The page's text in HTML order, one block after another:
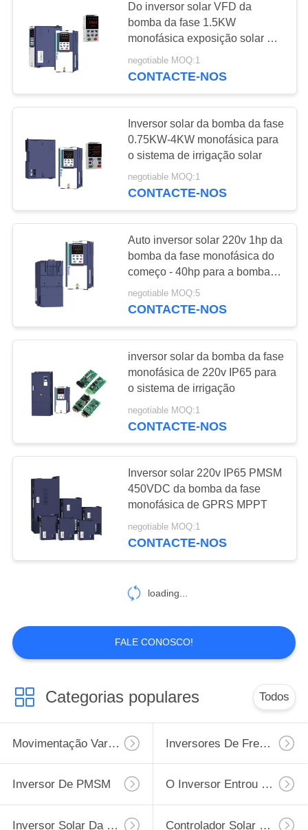
POLÍTICA
PRIVACIDADE
Do inversor solar VFD da
bomba da fase 1.5KW
monofásica exposição solar de
With LCD do controlador
negotiable MOQ:1
CONTACTE-NOS
Inversor solar da bomba da fase
0.75KW-4KW monofásica para
o sistema de irrigação solar
negotiable MOQ:1
CONTACTE-NOS
Auto inversor solar 220v 1hp da
bomba da fase monofásica do
começo - 40hp para a bomba
submergível
negotiable MOQ:5
CONTACTE-NOS
inversor solar da bomba da fase
monofásica de 220v IP65 para
o sistema de irrigação
negotiable MOQ:1
CONTACTE-NOS
Inversor solar 220v IP65 PMSM
450VDC da bomba da fase
monofásica de GPRS MPPT
negotiable MOQ:1
CONTACTE-NOS
loading...
FALE CONOSCO!
Categorias populares Todos
Movimentação Variável Da Frequência De VFD Inversores De Frequência Variável
Inversor De PMSM O Inversor Entrou 220v A Saída 380v
Inversor Solar Da Bomba Da Fase Monofásica Controlador Solar Da Bomba De Água